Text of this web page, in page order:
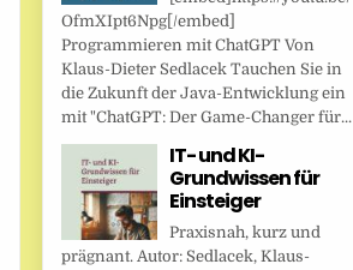
OfmXIpt6Npg[/embed]
Programmieren mit ChatGPT Von
Klaus-Dieter Sedlacek Tauchen Sie in
die Zukunft der Java-Entwicklung ein
mit "ChatGPT: Der Game-Changer für...
IT- und KI-
Grundwissen für
Einsteiger
Praxisnah, kurz und
prägnant. Autor: Sedlacek, Klaus-